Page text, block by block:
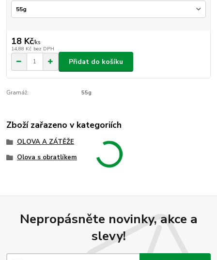
18 Kč/ks
14,88 Kč bez DPH
Přidat do košíku
Gramáž: 55g
Zboží zařazeno v kategoriích
OLOVA A ZÁTĚŽE
Olova s obratlíkem
Nepropásněte novinky, akce a
slevy!